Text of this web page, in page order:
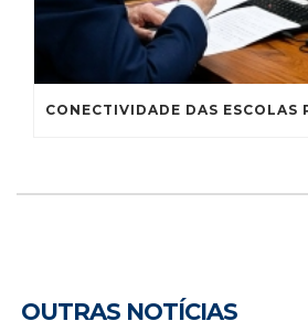
OUTRAS NOTÍCIAS